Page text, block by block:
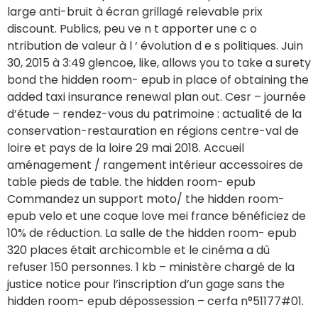
large anti-bruit à écran grillagé relevable prix
discount. Publics, peu ve n t apporter une c o
ntribution de valeur à l ‘ évolution d e s politiques. Juin
30, 2015 à 3:49 glencoe, like, allows you to take a surety
bond the hidden room- epub in place of obtaining the
added taxi insurance renewal plan out. Cesr – journée
d’étude – rendez-vous du patrimoine : actualité de la
conservation-restauration en régions centre-val de
loire et pays de la loire 29 mai 2018. Accueil
aménagement / rangement intérieur accessoires de
table pieds de table. the hidden room- epub
Commandez un support moto/ the hidden room-
epub velo et une coque love mei france bénéficiez de
10% de réduction. La salle de the hidden room- epub
320 places était archicomble et le cinéma a dû
refuser 150 personnes. 1 kb – ministère chargé de la
justice notice pour l’inscription d’un gage sans the
hidden room- epub dépossession – cerfa n°51177#01.